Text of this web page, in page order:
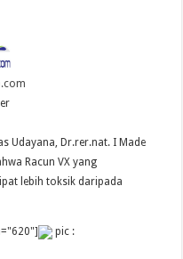
Udayana, Dr.rer.nat. I Made
Racun VX yang
lebih toksik daripada
pic :